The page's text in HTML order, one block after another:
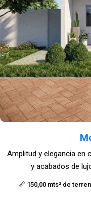
📏 150,00 mts² de
Amplitud y elegancia en
y acabados de